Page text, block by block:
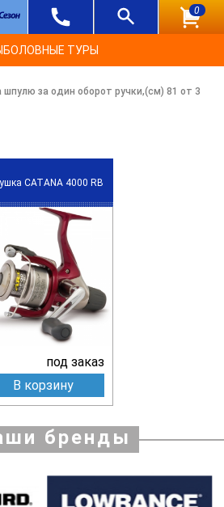
0
ТУРЫ
шпулю за один оборот ручки,(см) 81 от 3
CATANA 4000 RB
под заказ
В корзину
бренды